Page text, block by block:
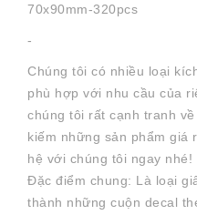
70x90mm-320pcs
-
Chúng tôi có nhiều loại
phù hợp với nhu cầu của
chúng tôi rất cạnh tranh
kiếm những sản phẩm giá
hệ với chúng tôi ngay nhé!
Đặc điểm chung: Là loại
thành những cuộn decal